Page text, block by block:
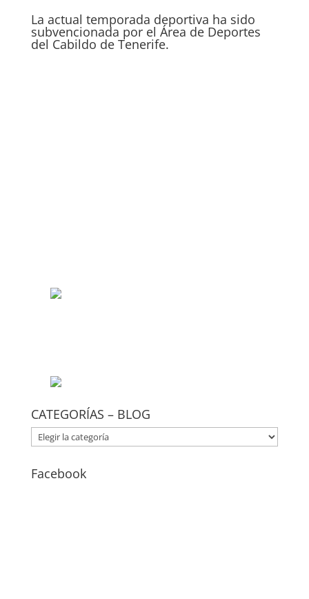
La actual temporada deportiva ha sido
subvencionada por el Área de Deportes
del Cabildo de Tenerife.
CATEGORÍAS – BLOG
CATEGORÍAS
–
BLOG
Facebook